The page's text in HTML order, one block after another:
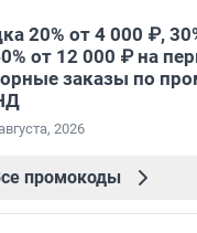
20% от 4 000 ₽,
от 12 000 ₽ на
заказы по
2026
промокоды